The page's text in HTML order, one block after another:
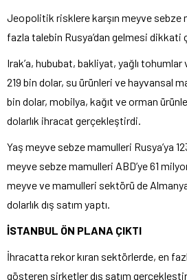
Jeopolitik risklere karşın meyve sebze
fazla talebin Rusya’dan gelmesi dikkati
Irak’a, hububat, bakliyat, yağlı
219 bin dolar, su ürünleri ve hayvansal
bin dolar, mobilya, kağıt ve orman
dolarlık ihracat gerçekleştirdi.
Yaş meyve sebze mamulleri Rusya’ya
meyve sebze mamulleri ABD’ye 61
meyve ve mamulleri sektörü de
dolarlık dış satım yaptı.
İSTANBUL ÖN PLANA ÇIKTI
İhracatta rekor kıran sektörlerde, en
gösteren şirketler dış satım